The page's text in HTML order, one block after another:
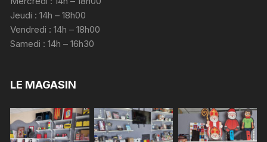
Jeudi : 14h – 18h00
Vendredi : 14h – 18h00
Samedi : 14h – 16h30
LE MAGASIN